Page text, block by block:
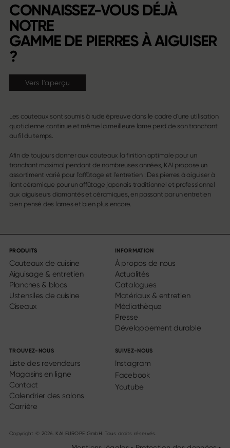
CONNAISSEZ-VOUS DÉJÀ
NOTRE
GAMME DE PIERRES À AIGUISER
?
Vers l'aperçu
Les couteaux sont soumis à rude épreuve dans le cadre d'une utilisation
quotidienne continue et même la meilleure lame perd de son tranchant
au fil du temps.
Afin de toujours donner aux couteaux la finition optimale pour un
tranchant maximal pendant de nombreuses années, KAI propose un
assortiment varié pour l'affûtage et l'entretien : Des pierres à aiguiser à
liant céramique pour un affûtage japonais traditionnel et professionnel
aux aiguiseurs diamantés et céramiques, en passant par un entretien
bien pensé des lames et bien plus encore.
PRODUITS
Couteaux de cuisine
Aiguisage & entretien
Planches & blocs
Ustensiles de cuisine
Ciseaux
INFORMATION
À propos de nous
Actualités
Catalogues
Matériaux & entretien
Médiathèque
Presse
Développement durable
TROUVEZ-NOUS
Liste des revendeurs
Magasins en ligne
Contact
Calendrier des salons
Carrière
SUIVEZ-NOUS
Instagram
Facebook
Youtube
Copyright © 2026. KAI EUROPE GmbH. Tous droits réservés.